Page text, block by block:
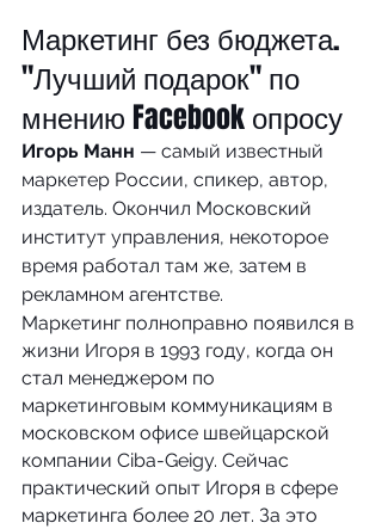
Маркетинг без бюджета.
"Лучший подарок" по
мнению Facebook опросу
Игорь Манн — самый известный
маркетер России, спикер, автор,
издатель. Окончил Московский
институт управления, некоторое
время работал там же, затем в
рекламном агентстве.
Маркетинг полноправно появился в
жизни Игоря в 1993 году, когда он
стал менеджером по
маркетинговым коммуникациям в
московском офисе швейцарской
компании Ciba-Geigy. Сейчас
практический опыт Игоря в сфере
маркетинга более 20 лет. За это